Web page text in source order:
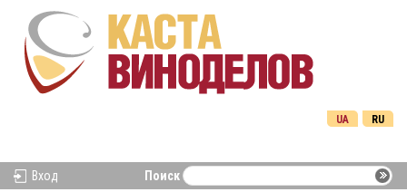
RU
UA
Вход Поиск